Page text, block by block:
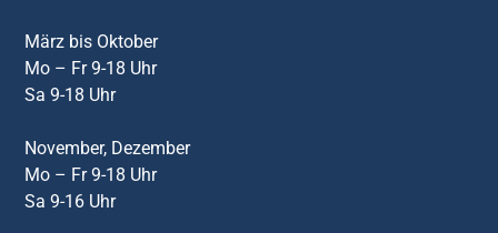
März bis Oktober
Mo – Fr 9-18 Uhr
Sa 9-18 Uhr
November, Dezember
Mo – Fr 9-18 Uhr
Sa 9-16 Uhr